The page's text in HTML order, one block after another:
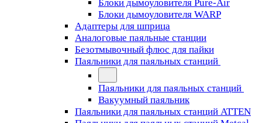
Блоки дымоуловителя Pure-Air
Блоки дымоуловителя WARP
Адаптеры для шприца
Аналоговые паяльные станции
Безотмывочный флюс для пайки
Паяльники для паяльных станций
Паяльники для паяльных станций
Вакуумный паяльник
Паяльники для паяльных станций ATTEN